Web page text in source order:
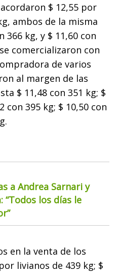
$ 12,55 por
ambos de la misma
366 kg, y $ 11,60 con
comercializaron con
de varios
al margen de las
$ 11,48 con 351 kg; $
con 395 kg; $ 10,50 con
a Andrea Sarnari y
“Todos los días le
en la venta de los
livianos de 439 kg; $